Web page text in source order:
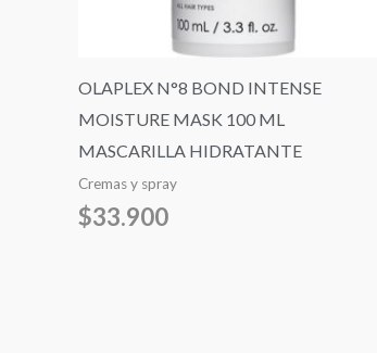
OLAPLEX N°8 BOND INTENSE
MOISTURE MASK 100 ML
MASCARILLA HIDRATANTE
Cremas y spray
$33.900